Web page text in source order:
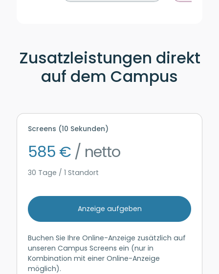
Zusatzleistungen direkt
auf dem Campus
Screens (10 Sekunden)
585 € / netto
30 Tage / 1 Standort
Anzeige aufgeben
Buchen Sie Ihre Online-Anzeige zusätzlich auf
unseren Campus Screens ein (nur in
Kombination mit einer Online-Anzeige
möglich).